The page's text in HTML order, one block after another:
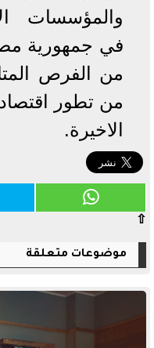
والمؤسسات
في جمهورية
من الفرص
من تطور
الاخيرة.
⇧
موضوعات متعلقة